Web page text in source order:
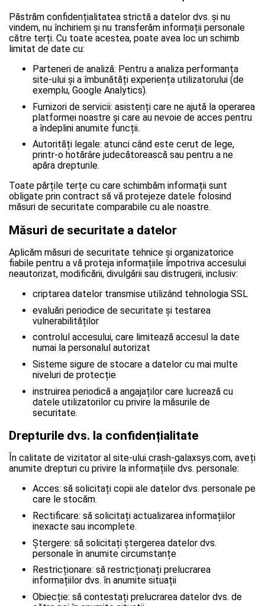
Păstrăm confidențialitatea strictă a datelor dvs. și nu
vindem, nu închiriem și nu transferăm informații personale
către terți. Cu toate acestea, poate avea loc un schimb
limitat de date cu:
Parteneri de analiză: Pentru a analiza performanța
site-ului și a îmbunătăți experiența utilizatorului (de
exemplu, Google Analytics).
Furnizori de servicii: asistenți care ne ajută la operarea
platformei noastre și care au nevoie de acces pentru
a îndeplini anumite funcții.
Autorități legale: atunci când este cerut de lege,
printr-o hotărâre judecătorească sau pentru a ne
apăra drepturile.
Toate părțile terțe cu care schimbăm informații sunt
obligate prin contract să vă protejeze datele folosind
măsuri de securitate comparabile cu ale noastre.
Măsuri de securitate a datelor
Aplicăm măsuri de securitate tehnice și organizatorice
fiabile pentru a vă proteja informațiile împotriva accesului
neautorizat, modificării, divulgării sau distrugerii, inclusiv:
criptarea datelor transmise utilizând tehnologia SSL
evaluări periodice de securitate și testarea
vulnerabilităților
controlul accesului, care limitează accesul la date
numai la personalul autorizat
Sisteme sigure de stocare a datelor cu mai multe
niveluri de protecție
instruirea periodică a angajaților care lucrează cu
datele utilizatorilor cu privire la măsurile de
securitate.
Drepturile dvs. la confidențialitate
În calitate de vizitator al site-ului crash-galaxsys.com, aveți
anumite drepturi cu privire la informațiile dvs. personale:
Acces: să solicitați copii ale datelor dvs. personale pe
care le stocăm.
Rectificare: să solicitați actualizarea informațiilor
inexacte sau incomplete.
Ștergere: să solicitați ștergerea datelor dvs.
personale în anumite circumstanțe
Restricționare: să restricționați prelucrarea
informațiilor dvs. în anumite situații
Obiecție: să contestați prelucrarea datelor dvs. de